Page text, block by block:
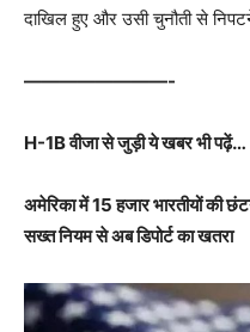
दाखिल हुए और उसी चुनौती से
————————-
H-1B वीजा से जुड़ी ये खबर भी पढ़ें…
अमेरिका में 15 हजार भारतीयों की
सख्त नियम से अब डिपोर्ट का खतरा